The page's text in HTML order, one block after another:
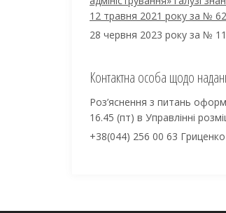
12 травня 2021 року за №
28 червня 2023 року за №
Контактна особа щодо
Роз’яснення з питань
16.45 (пт) в Управлінні
+38(044) 256 00 63 Гриценко